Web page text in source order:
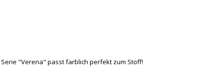
"Verena" passt farblich perfekt zum Stoff!